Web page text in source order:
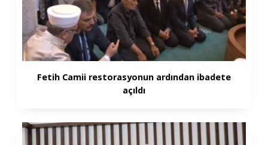
Fetih Camii restorasyonun ardından ibadete
açıldı